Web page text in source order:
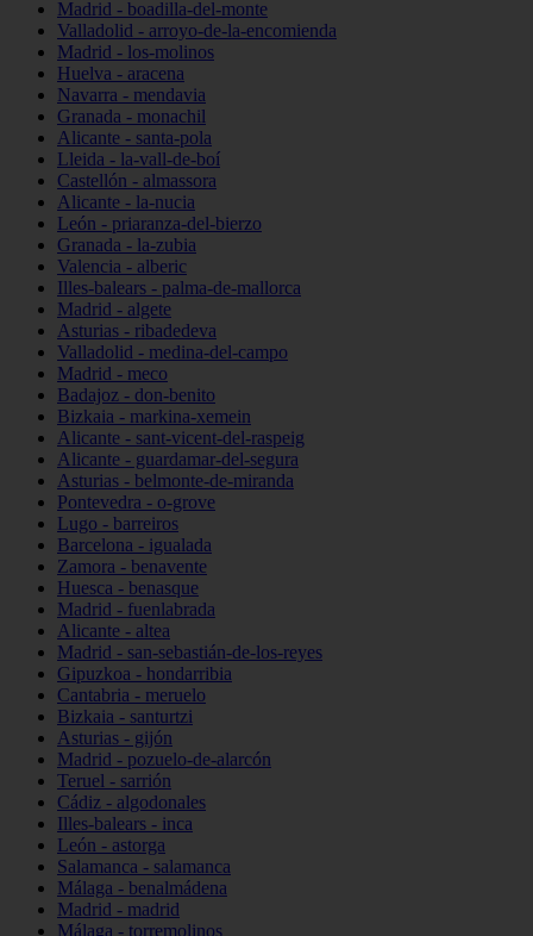
Madrid - boadilla-del-monte
Valladolid - arroyo-de-la-encomienda
Madrid - los-molinos
Huelva - aracena
Navarra - mendavia
Granada - monachil
Alicante - santa-pola
Lleida - la-vall-de-boí
Castellón - almassora
Alicante - la-nucia
León - priaranza-del-bierzo
Granada - la-zubia
Valencia - alberic
Illes-balears - palma-de-mallorca
Madrid - algete
Asturias - ribadedeva
Valladolid - medina-del-campo
Madrid - meco
Badajoz - don-benito
Bizkaia - markina-xemein
Alicante - sant-vicent-del-raspeig
Alicante - guardamar-del-segura
Asturias - belmonte-de-miranda
Pontevedra - o-grove
Lugo - barreiros
Barcelona - igualada
Zamora - benavente
Huesca - benasque
Madrid - fuenlabrada
Alicante - altea
Madrid - san-sebastián-de-los-reyes
Gipuzkoa - hondarribia
Cantabria - meruelo
Bizkaia - santurtzi
Asturias - gijón
Madrid - pozuelo-de-alarcón
Teruel - sarrión
Cádiz - algodonales
Illes-balears - inca
León - astorga
Salamanca - salamanca
Málaga - benalmádena
Madrid - madrid
Málaga - torremolinos